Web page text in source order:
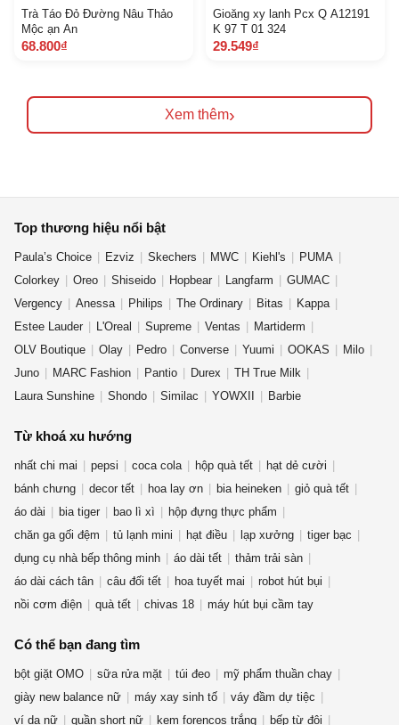
Trà Táo Đỏ Đường Nâu Thảo
Mộc ạn An
68.800₫
Gioăng xy lanh Pcx Q A12191
K 97 T 01 324
29.549₫
Xem thêm›
Top thương hiệu nổi bật
Paula’s Choice Ezviz Skechers MWC Kiehl's
PUMA
Colorkey
Oreo Shiseido Hopbear Langfarm
GUMAC
Vergency
Anessa Philips The Ordinary Bitas
Kappa
Estee Lauder
L'Oreal Supreme Ventas
Martiderm
OLV Boutique
Olay Pedro Converse Yuumi OOKAS
Milo
Juno
MARC Fashion Pantio Durex
TH True Milk
Laura Sunshine
Shondo Similac YOWXII Barbie
Từ khoá xu hướng
nhất chi mai pepsi coca cola hộp quà tết
hạt dẻ cười
bánh chưng
decor tết hoa lay ơn bia heineken
giỏ quà tết
áo dài
bia tiger bao lì xì
hộp đựng thực phẩm
chăn ga gối đệm
tủ lạnh mini hạt điều lạp xưởng
tiger bạc
dụng cụ nhà bếp thông minh
áo dài tết
thảm trải sàn
áo dài cách tân
câu đối tết hoa tuyết mai
robot hút bụi
nồi cơm điện
quà tết chivas 18 máy hút bụi cầm tay
Có thể bạn đang tìm
bột giặt OMO sữa rửa mặt túi đeo
mỹ phẩm thuần chay
giày new balance nữ
máy xay sinh tố
váy đầm dự tiệc
ví da nữ
quần short nữ kem forencos trắng bếp từ đôi